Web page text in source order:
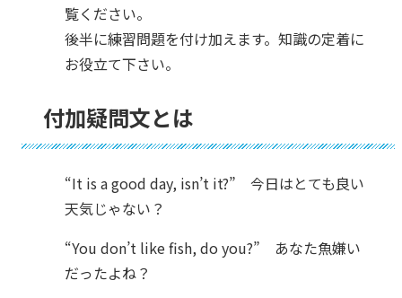
覧ください。
後半に練習問題を付け加えます。知識の定着に
お役立て下さい。
付加疑問文とは
“It is a good day, isn’t it?” 今日はとても良い
天気じゃない？
“You don’t like fish, do you?” あなた魚嫌い
だったよね？